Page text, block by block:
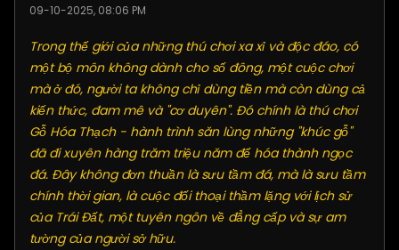
09-10-2025, 08:06 PM
Trong thế giới của những thú chơi xa xỉ và độc đáo, có
một bộ môn không dành cho số đông, một cuộc chơi
mà ở đó, người ta không chỉ dùng tiền mà còn dùng cả
kiến thức, đam mê và "cơ duyên". Đó chính là thú chơi
Gỗ Hóa Thạch - hành trình săn lùng những "khúc gỗ"
đã đi xuyên hàng trăm triệu năm để hóa thành ngọc
đá. Đây không đơn thuần là sưu tầm đá, mà là sưu tầm
chính thời gian, là cuộc đối thoại thầm lặng với lịch sử
của Trái Đất, một tuyên ngôn về đẳng cấp và sự am
tường của người sở hữu.